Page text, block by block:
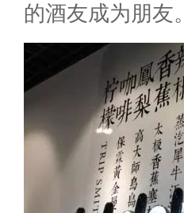
的酒友成为朋友。